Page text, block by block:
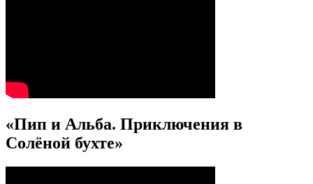
«Пип и Альба. Приключения в
Солёной бухте»